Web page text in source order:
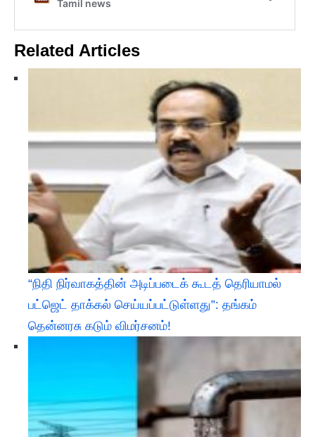
Related Articles
“நிதி நிர்வாகத்தின் அடிப்படைக் கூடத் தெரியாமல்
பட்ஜெட் தாக்கல் செய்யப்பட்டுள்ளது”: தங்கம்
தென்னரசு கடும் விமர்சனம்!